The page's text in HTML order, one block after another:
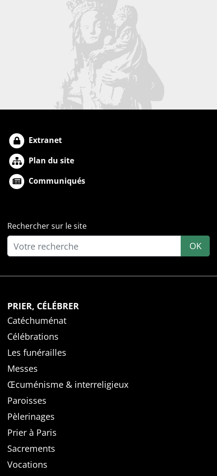
Extranet
Plan du site
Communiqués
Rechercher sur le site
OK
PRIER, CÉLÉBRER
Catéchuménat
Célébrations
Les funérailles
Messes
Œcuménisme & interreligieux
Paroisses
Pèlerinages
Prier à Paris
Sacrements
Vocations